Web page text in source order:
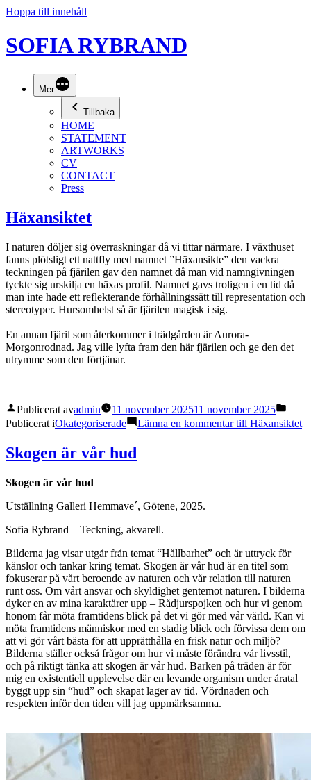
Hoppa till innehåll
SOFIA RYBRAND
Mer
Tillbaka
HOME
STATEMENT
ARTWORKS
CV
CONTACT
Press
Häxansiktet
I naturen döljer sig överraskningar då vi tittar närmare. I växthuset
fanns plötsligt ett nattfly med namnet ”Häxansikte” den vackra
teckningen på fjärilen gav den namnet då man vid namngivningen
tyckte sig urskilja en häxas profil. Namnet gavs troligen i en tid då
man inte hade ett reflekterande förhållningssätt till representation och
stereotyper. Hursomhelst så är fjärilen magisk i sig.
En annan fjäril som återkommer i trädgården är Aurora-
Morgonrodnad. Jag ville lyfta fram den här fjärilen och ge den det
utrymme som den förtjänar.
Publicerat avadmin 11 november 202511 november 2025
Publicerat iOkategoriserade Lämna en kommentartill Häxansiktet
Skogen är vår hud
Skogen är vår hud
Utställning Galleri Hemmave´, Götene, 2025.
Sofia Rybrand – Teckning, akvarell.
Bilderna jag visar utgår från temat “Hållbarhet” och är uttryck för
känslor och tankar kring temat. Skogen är vår hud är en titel som
fokuserar på vårt beroende av naturen och vår relation till naturen
runt oss. Om vårt ansvar och skyldighet gentemot naturen. I bilderna
dyker en av mina karaktärer upp – Rådjurspojken och hur vi genom
honom får möta framtidens blick på det vi gör med vår värld. Kan vi
möta framtidens människor med en stadig blick och förvissa dem om
att vi gör vårt bästa för att upprätthålla en frisk natur och miljö?
Bilderna ställer också frågor om hur vi måste förändra vår livsstil,
och på riktigt tänka att skogen är vår hud. Barken på träden är för
mig en existentiell upplevelse där en levande organism under åratal
byggt upp sin “hud” och skapat lager av tid. Vördnaden och
respekten inför den tiden vill jag uppmärksamma.